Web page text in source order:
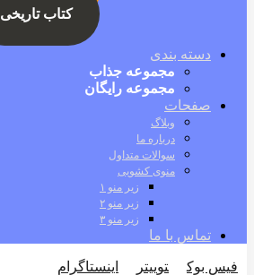
کتاب تاریخی
دسته بندی
مجموعه جذاب
مجموعه رایگان
صفحات
وبلاگ
درباره ما
سوالات متداول
منوی کشویی
زیر منو ۱
زیر منو ۲
زیر منو ۳
تماس با ما
فیس بوک توییتر
اینستاگرام